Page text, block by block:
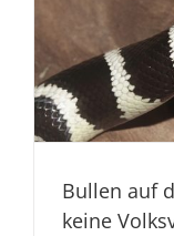
Bullen auf
keine